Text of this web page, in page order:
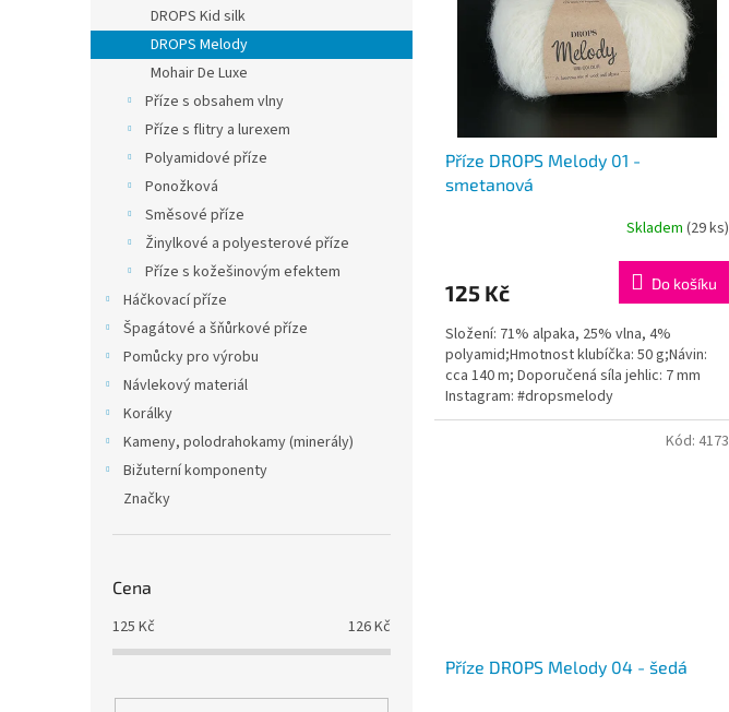
DROPS Kid silk
DROPS Melody
Mohair De Luxe
Příze s obsahem vlny
Příze s flitry a lurexem
Polyamidové příze
Ponožková
Směsové příze
Žinylkové a polyesterové příze
Příze s kožešinovým efektem
Háčkovací příze
Špagátové a šňůrkové příze
Pomůcky pro výrobu
Návlekový materiál
Korálky
Kameny, polodrahokamy (minerály)
Bižuterní komponenty
Značky
Cena
125 Kč 126Kč
Příze DROPS Melody 01 -
smetanová
je
z
5
hvězdiček.
Skladem (29 ks)
125 Kč Do košíku
Složení: 71% alpaka, 25% vlna, 4%
polyamid;Hmotnost klubíčka: 50 g;Návin:
cca 140 m; Doporučená síla jehlic: 7 mm
Instagram: #dropsmelody
Příze DROPS Melody 04 - šedá
Kód: 4173